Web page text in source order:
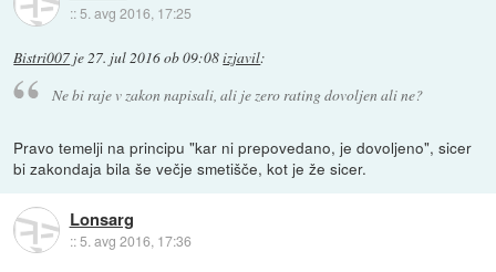
:: 5. avg 2016, 17:25
Bistri007 je27. jul 2016 ob 09:08izjavil:
Ne bi raje v zakon napisali, ali je zero rating dovoljen ali ne?
Pravo temelji na principu "kar ni prepovedano, je dovoljeno", sicer
bi zakondaja bila še večje smetišče, kot je že sicer.
Lonsarg
::5. avg 2016, 17:36